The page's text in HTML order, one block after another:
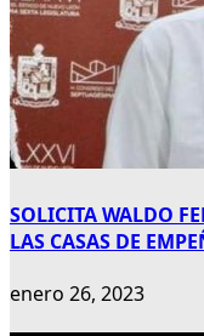
SOLICITA WALDO
LAS CASAS DE
enero 26, 2023